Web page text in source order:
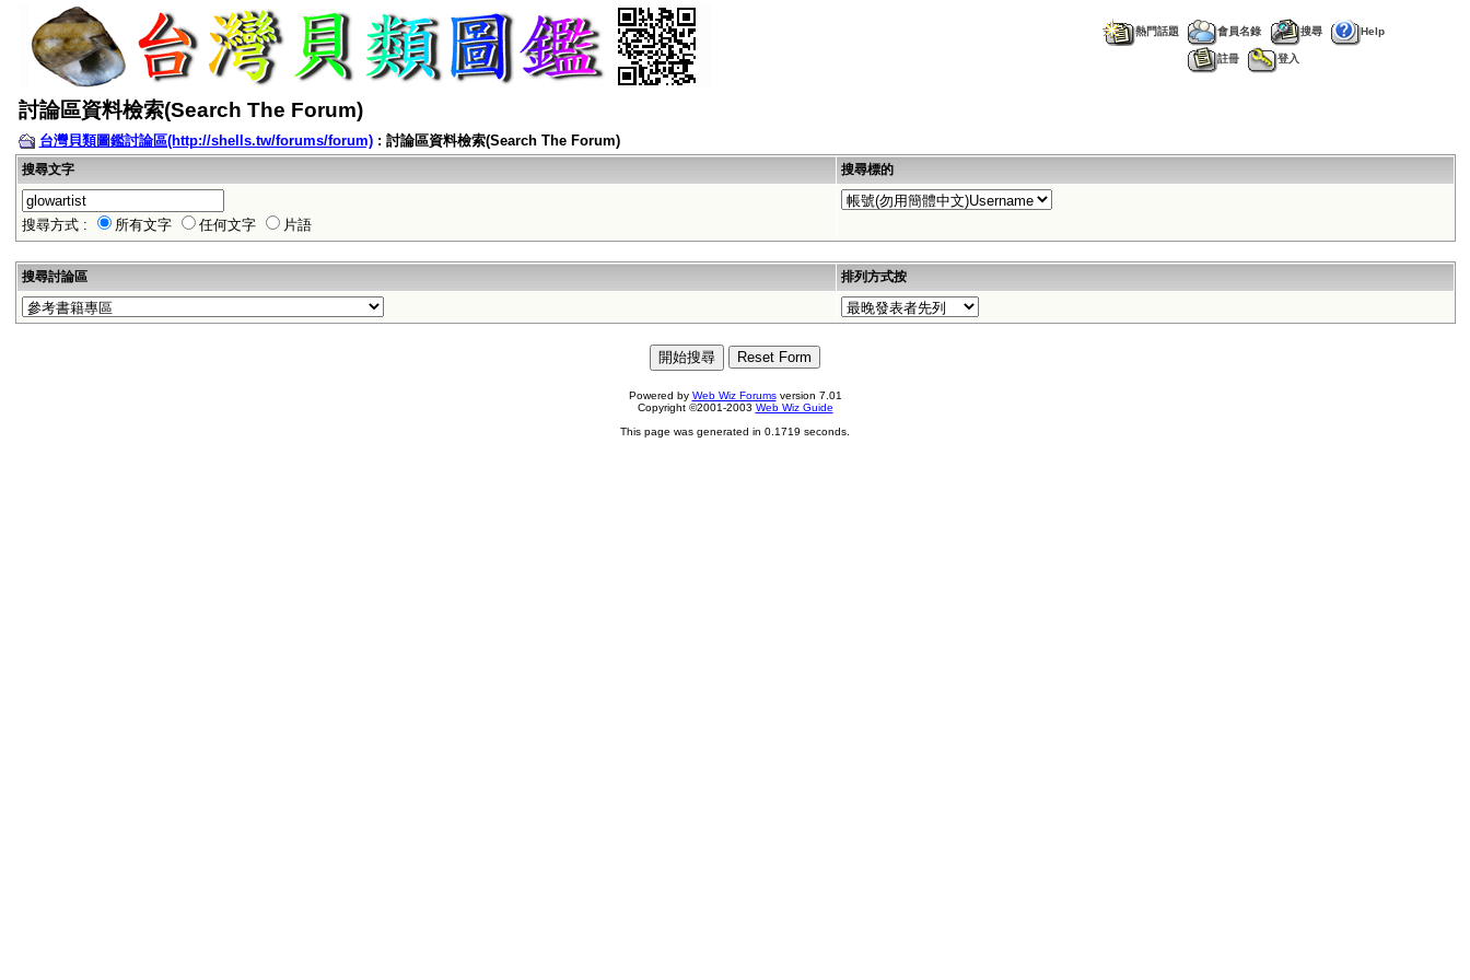
熱門話題 會員名錄 搜尋 Help
註冊 登入
討論區資料檢索(Search The Forum)
台灣貝類圖鑑討論區(http://shells.tw/forums/forum): 討論區資料檢索(Search The Forum)
搜尋文字 搜尋標的
搜尋方式 : 所有文字 任何文字 片語
搜尋討論區 排列方式按
Powered by Web Wiz Forumsversion 7.01
Copyright ©2001-2003 Web Wiz Guide
This page was generated in 0.1719 seconds.